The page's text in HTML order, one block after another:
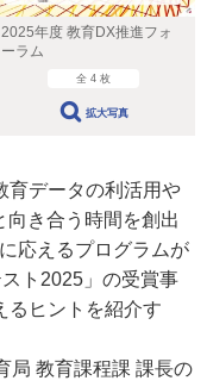
2025年度 教育DX推進フォ
ーラム
全 4 枚
拡大写真
育データの利活用や
き合う時間を創出
応えるプログラムが
ト2025」の受賞事
るヒントを紹介す
局 教育課程課 課長の